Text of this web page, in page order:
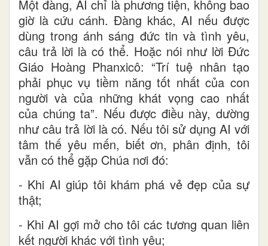
Một đàng, AI chỉ là phương tiện, không bao
giờ là cứu cánh. Đàng khác, AI nếu được
dùng trong ánh sáng đức tin và tình yêu,
câu trả lời là có thể. Hoặc nói như lời Đức
Giáo Hoàng Phanxicô: “Trí tuệ nhân tạo
phải phục vụ tiềm năng tốt nhất của con
người và của những khát vọng cao nhất
của chúng ta”. Nếu được điều này, dường
như câu trả lời là có. Nếu tôi sử dụng AI với
tâm thế yêu mến, biết ơn, phân định, tôi
vẫn có thể gặp Chúa nơi đó:
- Khi AI giúp tôi khám phá vẻ đẹp của sự
thật;
- Khi AI gợi mở cho tôi các tương quan liên
kết người khác với tình yêu;